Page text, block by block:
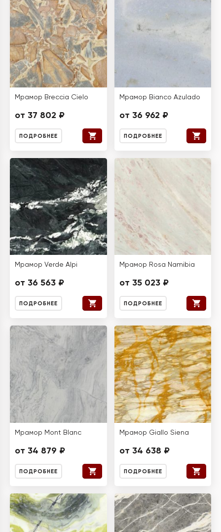
Мрамор Breccia Cielo
от 37 802 ₽
ПОДРОБНЕЕ
Мрамор Bianco Azulado
от 36 962 ₽
ПОДРОБНЕЕ
Мрамор Verde Alpi
от 36 563 ₽
ПОДРОБНЕЕ
Мрамор Rosa Namibia
от 35 023 ₽
ПОДРОБНЕЕ
Мрамор Mont Blanc
от 34 879 ₽
ПОДРОБНЕЕ
Мрамор Giallo Siena
от 34 638 ₽
ПОДРОБНЕЕ